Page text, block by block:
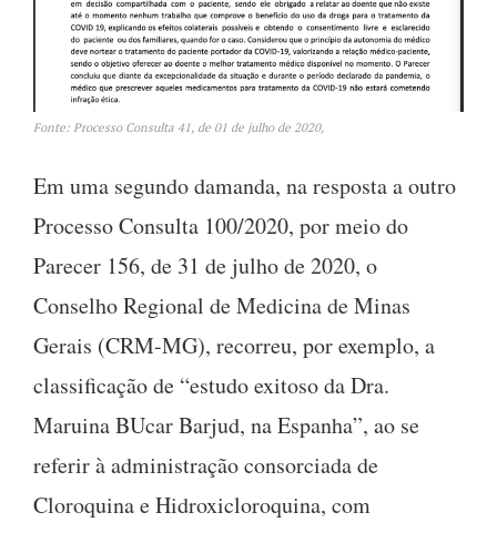
Fonte: Processo Consulta 41, de 01 de julho de 2020,
Em uma segundo damanda, na resposta a outro
Processo Consulta 100/2020, por meio do
Parecer 156, de 31 de julho de 2020, o
Conselho Regional de Medicina de Minas
Gerais (CRM-MG), recorreu, por exemplo, a
classificação de “estudo exitoso da Dra.
Maruina BUcar Barjud, na Espanha”, ao se
referir à administração consorciada de
Cloroquina e Hidroxicloroquina, com